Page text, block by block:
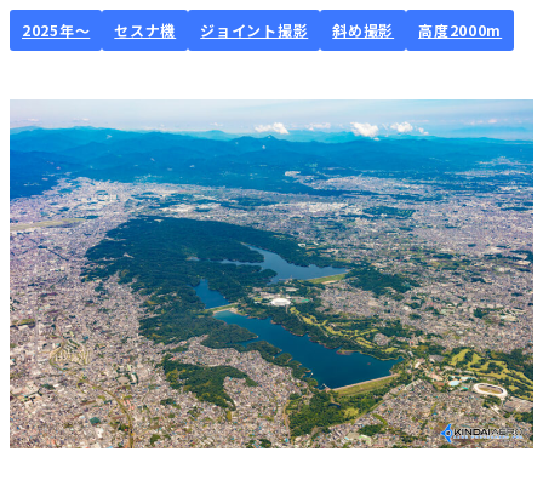
2025年～ セスナ機 ジョイント撮影 斜め撮影 高度2000m